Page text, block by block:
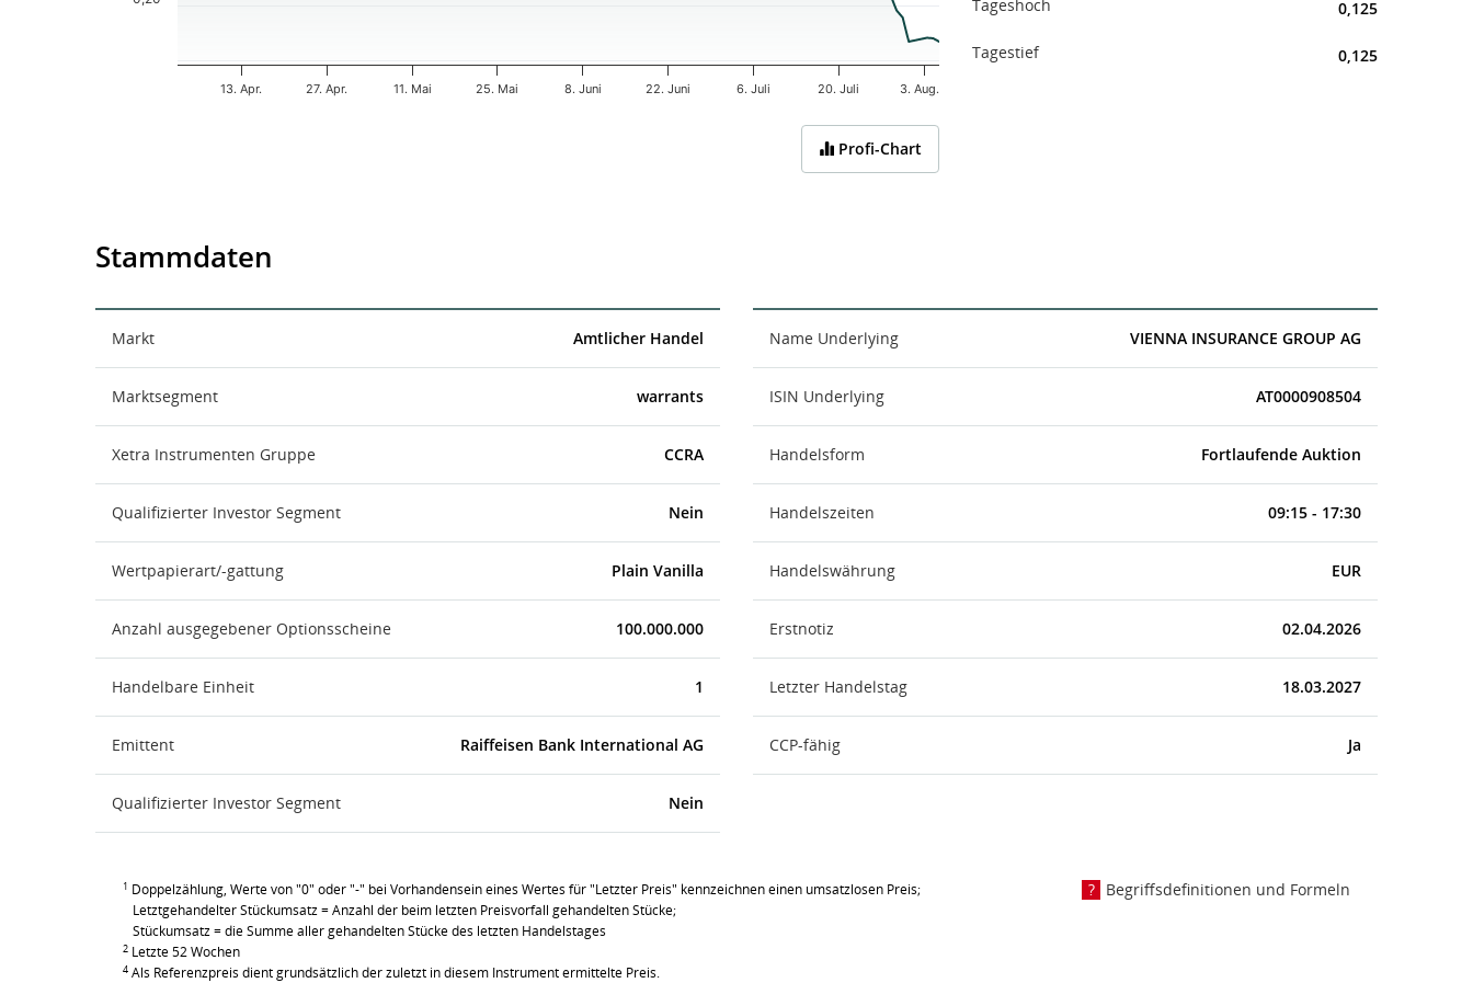
13. Apr. 27. Apr. 11. Mai 25. Mai 8. Juni 22. Juni 6. Juli 20. Juli 3. Aug.
Profi-Chart
Tageshoch 0,125
Tagestief 0,125
Stammdaten
Markt Amtlicher Handel
Marktsegment warrants
Xetra Instrumenten Gruppe CCRA
Qualifizierter Investor Segment Nein
Wertpapierart/-gattung Plain Vanilla
Anzahl ausgegebener Optionsscheine 100.000.000
Handelbare Einheit 1
Emittent Raiffeisen Bank International AG
Qualifizierter Investor Segment Nein
Name Underlying VIENNA INSURANCE GROUP AG
ISIN Underlying AT0000908504
Handelsform Fortlaufende Auktion
Handelszeiten 09:15 - 17:30
Handelswährung EUR
Erstnotiz 02.04.2026
Letzter Handelstag 18.03.2027
CCP-fähig Ja
1 Doppelzählung, Werte von "0" oder "-" bei Vorhandensein eines Wertes für "Letzter Preis" kennzeichnen einen umsatzlosen Preis;
Letztgehandelter Stückumsatz = Anzahl der beim letzten Preisvorfall gehandelten Stücke;
Stückumsatz = die Summe aller gehandelten Stücke des letzten Handelstages
2 Letzte 52 Wochen
4 Als Referenzpreis dient grundsätzlich der zuletzt in diesem Instrument ermittelte Preis.
Begriffsdefinitionen und Formeln